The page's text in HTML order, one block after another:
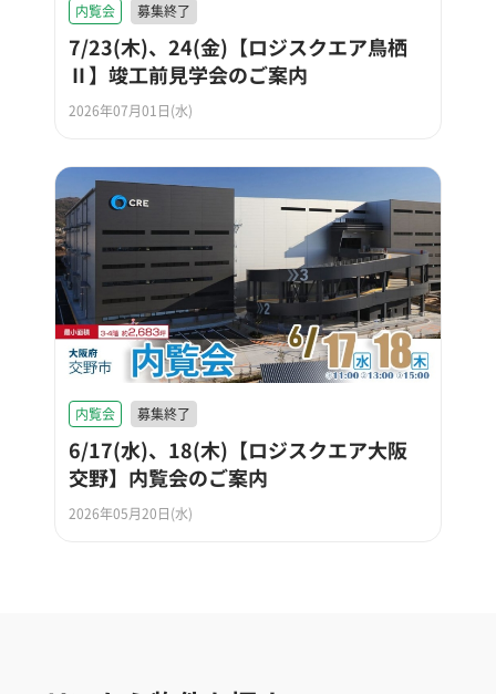
内覧会 募集終了
7/23(木)、24(金)【ロジスクエア鳥栖
Ⅱ】竣工前見学会のご案内
2026年07月01日(水)
内覧会 募集終了
6/17(水)、18(木)【ロジスクエア大阪
交野】内覧会のご案内
2026年05月20日(水)